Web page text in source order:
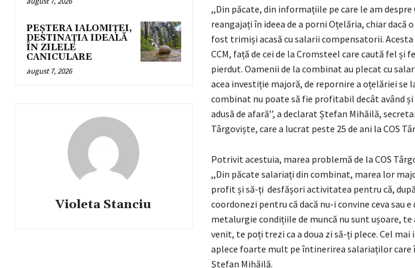
PEȘTERA IALOMIȚEI,
DESTINAȚIA IDEALĂ
ÎN ZILELE
CANICULARE
august 7, 2026
Violeta Stanciu
,,Din păcate, din informațiile pe care le am
reangajați în ideea de a porni Oțelăria, chiar dacă
fost trimiși acasă cu salarii compensatorii.
CCM, față de cei de la Cromsteel care caută fel și
pierdut. Oamenii de la combinat au plecat cu
acea investiție majoră, de repornire a oțelăriei se
combinat nu poate să fie profitabil decât având
adusă de afară’’, a declarat Ștefan Mihăilă,
Târgoviște, care a lucrat peste 25 de ani la COS
Potrivit acestuia, marea problemă de la COS
,,Din păcate salariați din combinat, marea lor
profit și să-ți desfășori activitatea pentru că,
coordonezi pentru că dacă nu-i convine ceva sau
metalurgie condițiile de muncă nu sunt ușoare, te
venit, te poți trezi ca a doua zi să-ți plece. Cel
aplece foarte mult pe întinerirea salariaților care
Ștefan Mihăilă.